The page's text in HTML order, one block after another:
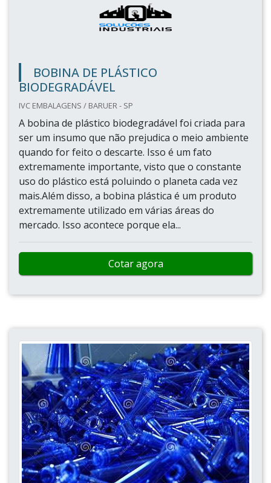
BOBINA DE PLÁSTICO
BIODEGRADÁVEL
IVC EMBALAGENS / BARUER - SP
A bobina de plástico biodegradável foi criada para
ser um insumo que não prejudica o meio ambiente
quando for feito o descarte. Isso é um fato
extremamente importante, visto que o constante
uso do plástico está poluindo o planeta cada vez
mais.Além disso, a bobina plástica é um produto
extremamente utilizado em várias áreas do
mercado. Isso acontece porque ela...
Cotar agora